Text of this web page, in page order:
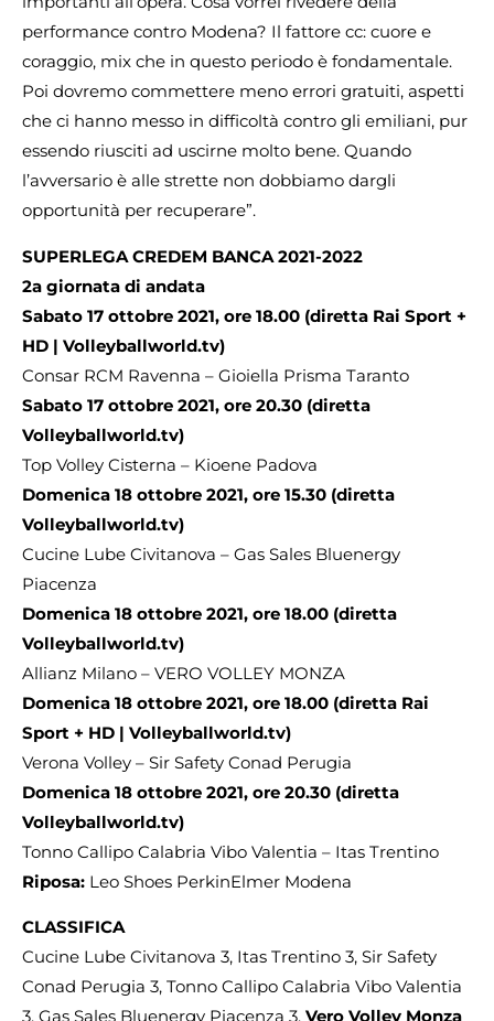
performance contro Modena? Il fattore cc: cuore e
coraggio, mix che in questo periodo è fondamentale.
Poi dovremo commettere meno errori gratuiti, aspetti
che ci hanno messo in difficoltà contro gli emiliani, pur
essendo riusciti ad uscirne molto bene. Quando
l’avversario è alle strette non dobbiamo dargli
opportunità per recuperare”.
SUPERLEGA CREDEM BANCA 2021-2022
2a giornata di andata
Sabato 17 ottobre 2021, ore 18.00 (diretta Rai Sport +
HD | Volleyballworld.tv)
Consar RCM Ravenna – Gioiella Prisma Taranto
Sabato 17 ottobre 2021, ore 20.30 (diretta
Volleyballworld.tv)
Top Volley Cisterna – Kioene Padova
Domenica 18 ottobre 2021, ore 15.30 (diretta
Volleyballworld.tv)
Cucine Lube Civitanova – Gas Sales Bluenergy
Piacenza
Domenica 18 ottobre 2021, ore 18.00 (diretta
Volleyballworld.tv)
Allianz Milano – VERO VOLLEY MONZA
Domenica 18 ottobre 2021, ore 18.00 (diretta Rai
Sport + HD | Volleyballworld.tv)
Verona Volley – Sir Safety Conad Perugia
Domenica 18 ottobre 2021, ore 20.30 (diretta
Volleyballworld.tv)
Tonno Callipo Calabria Vibo Valentia – Itas Trentino
Riposa: Leo Shoes PerkinElmer Modena
CLASSIFICA
Cucine Lube Civitanova 3, Itas Trentino 3, Sir Safety
Conad Perugia 3, Tonno Callipo Calabria Vibo Valentia
3, Gas Sales Bluenergy Piacenza 3, Vero Volley Monza